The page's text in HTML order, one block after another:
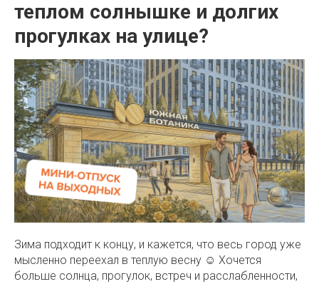
теплом солнышке и долгих
прогулках на улице?
Зима подходит к концу, и кажется, что весь город уже
мысленно переехал в теплую весну ☺️ Хочется
больше солнца, прогулок, встреч и расслабленности,